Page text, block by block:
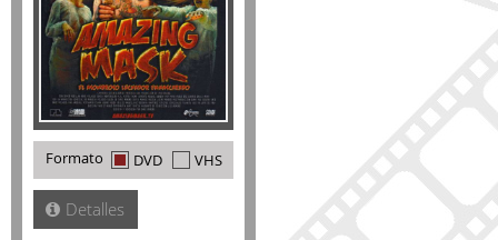
Formato DVD VHS
Detalles